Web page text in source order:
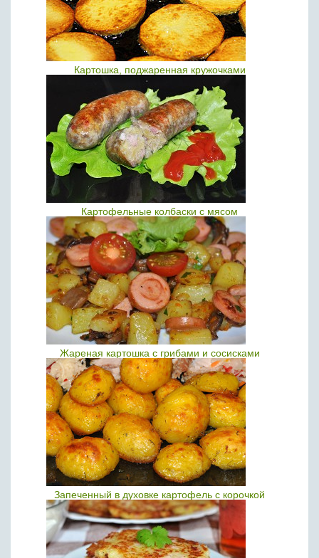
Картошка, поджаренная кружочками
Картофельные колбаски с мясом
Жареная картошка с грибами и сосисками
Запеченный в духовке картофель с корочкой